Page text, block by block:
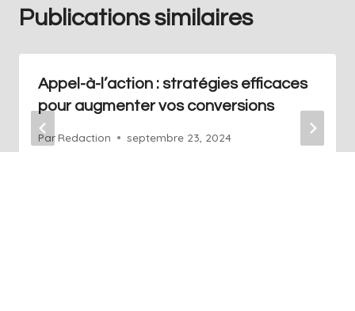
Publications similaires
Appel-à-l’action : stratégies efficaces
pour augmenter vos conversions
Par Redaction septembre 23, 2024